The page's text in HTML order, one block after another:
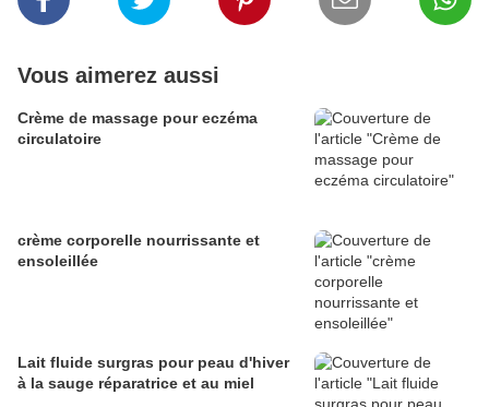
Vous aimerez aussi
Crème de massage pour eczéma
circulatoire
crème corporelle nourrissante et
ensoleillée
Lait fluide surgras pour peau d'hiver
à la sauge réparatrice et au miel